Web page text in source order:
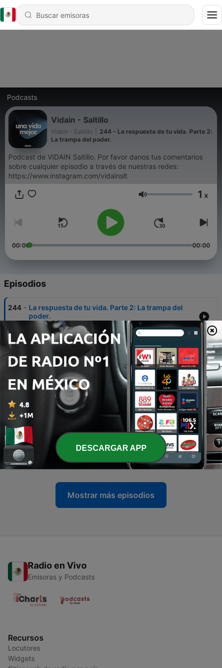
Podcasts
Vidain - Saltillo
Vidain - Saltillo
244 - La respuesta de tu vida. Parte 2:
La trampa del poder.
Podcast de VIDAIN Saltillo. Por favor danos tus comentarios
sobre cualquier episodio a través de nuestras redes:
https://www.instagram.com/vidainslt
Volumen 1 x
00:00 00:00
Episodios
244 - La respuesta de tu vida. Parte 2: La trampa del
poder.
02 ago. 2026
243 - La respuesta de tu vida. Parte 1: Una respuesta
medida.
26 jul. 2026
242 - Tiempo Extra. Parte 6: Sal a la Cancha.
241 - Tiempo Extra. Parte 5: Minuto 90.
12 jul. 2026
240 - Tiempo extra. Parte 4: El equipo gana.
05 jul. 2026
Mostrar más episodios
Radio en Vivo
Emisoras y Podcasts
Recursos
Locutores
Widgets
DESCARGAR APP